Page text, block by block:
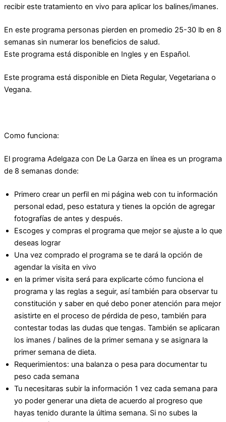
recibir este tratamiento en vivo para aplicar los balines/imanes.
En este programa personas pierden en promedio 25-30 lb en 8
semanas sin numerar los beneficios de salud.
Este programa está disponible en Ingles y en Español.
Este programa está disponible en Dieta Regular, Vegetariana o
Vegana.
Como funciona:
El programa Adelgaza con De La Garza en línea es un programa
de 8 semanas donde:
Primero crear un perfil en mi página web con tu información
personal edad, peso estatura y tienes la opción de agregar
fotografías de antes y después.
Escoges y compras el programa que mejor se ajuste a lo que
deseas lograr
Una vez comprado el programa se te dará la opción de
agendar la visita en vivo
en la primer visita será para explicarte cómo funciona el
programa y las reglas a seguir, así también para observar tu
constitución y saber en qué debo poner atención para mejor
asistirte en el proceso de pérdida de peso, también para
contestar todas las dudas que tengas. También se aplicaran
los imanes / balines de la primer semana y se asignara la
primer semana de dieta.
Requerimientos: una balanza o pesa para documentar tu
peso cada semana
Tu necesitaras subir la información 1 vez cada semana para
yo poder generar una dieta de acuerdo al progreso que
hayas tenido durante la última semana. Si no subes la